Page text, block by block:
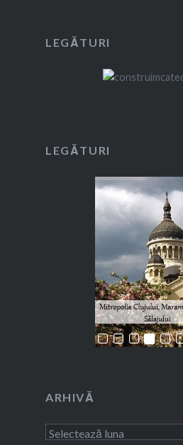
LEGĂTURI
LEGĂTURI
ARHIVĂ
Arhivă